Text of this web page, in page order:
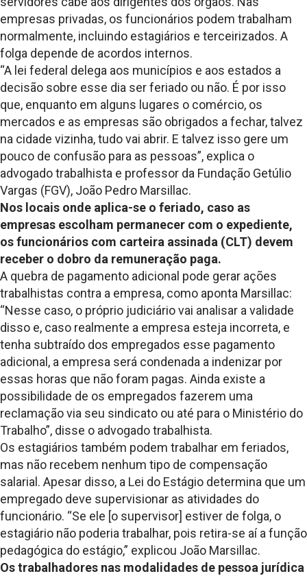
empresas privadas, os funcionários podem trabalham
normalmente, incluindo estagiários e terceirizados. A
folga depende de acordos internos.
“A lei federal delega aos municípios e aos estados a
decisão sobre esse dia ser feriado ou não. É por isso
que, enquanto em alguns lugares o comércio, os
mercados e as empresas são obrigados a fechar, talvez
na cidade vizinha, tudo vai abrir. E talvez isso gere um
pouco de confusão para as pessoas”, explica o
advogado trabalhista e professor da Fundação Getúlio
Vargas (FGV), João Pedro Marsillac.
Nos locais onde aplica-se o feriado, caso as
empresas escolham permanecer com o expediente,
os funcionários com carteira assinada (CLT) devem
receber o dobro da remuneração paga.
A quebra de pagamento adicional pode gerar ações
trabalhistas contra a empresa, como aponta Marsillac:
“Nesse caso, o próprio judiciário vai analisar a validade
disso e, caso realmente a empresa esteja incorreta, e
tenha subtraído dos empregados esse pagamento
adicional, a empresa será condenada a indenizar por
essas horas que não foram pagas. Ainda existe a
possibilidade de os empregados fazerem uma
reclamação via seu sindicato ou até para o Ministério do
Trabalho”, disse o advogado trabalhista.
Os estagiários também podem trabalhar em feriados,
mas não recebem nenhum tipo de compensação
salarial. Apesar disso, a Lei do Estágio determina que um
empregado deve supervisionar as atividades do
funcionário. “Se ele [o supervisor] estiver de folga, o
estagiário não poderia trabalhar, pois retira-se aí a função
pedagógica do estágio,” explicou João Marsillac.
Os trabalhadores nas modalidades de pessoa jurídica